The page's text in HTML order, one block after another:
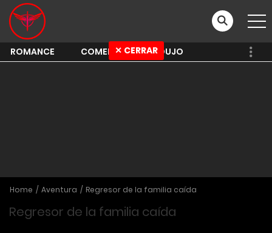
ROMANCE COMEDY SHOUJO
Home Aventura Regresor de la familia caída
Regresor de la familia caída
✕ CERRAR